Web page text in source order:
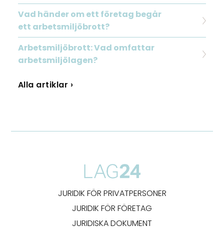
Vad händer om ett företag begår
ett arbetsmiljöbrott?
Arbetsmiljöbrott: Vad omfattar
arbetsmiljölagen?
Alla artiklar ›
JURIDIK FÖR PRIVATPERSONER
JURIDIK FÖR FÖRETAG
JURIDISKA DOKUMENT